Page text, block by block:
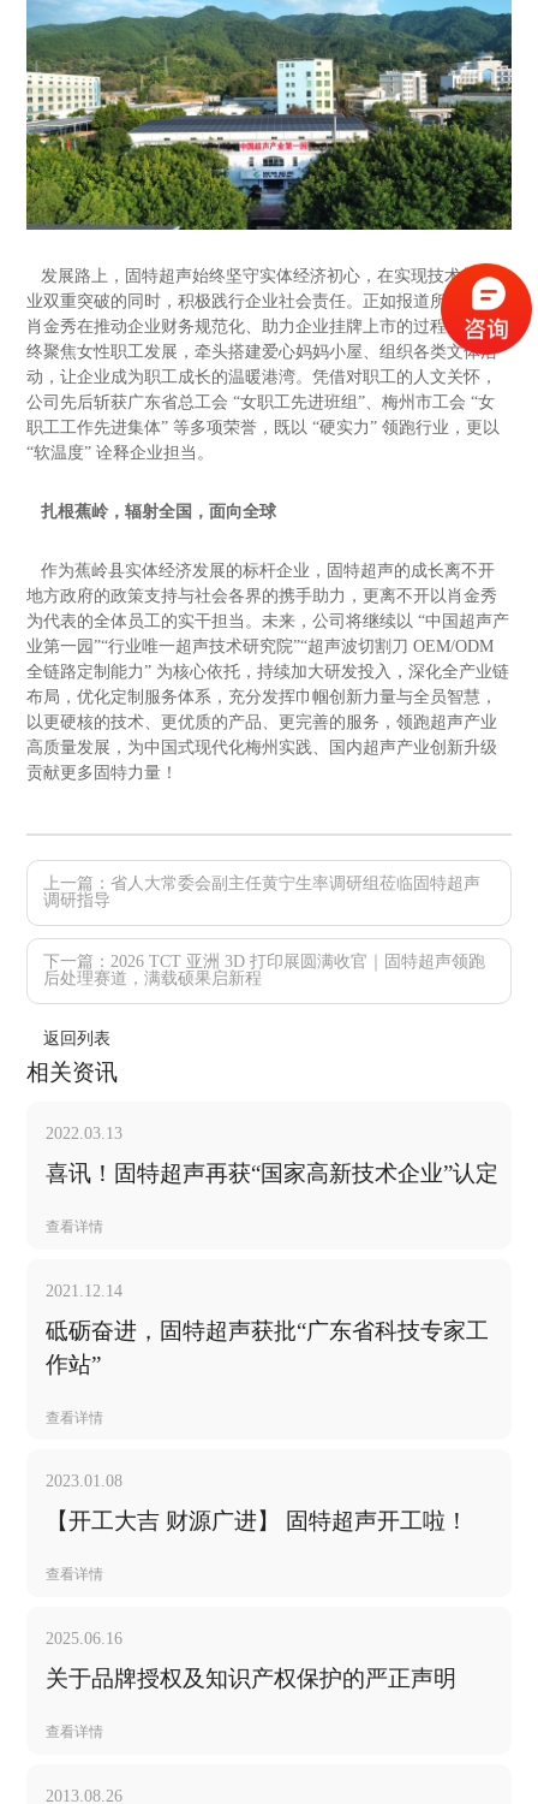
发展路上，固特超声始终坚守实体经济初心，在实现技术与产
业双重突破的同时，积极践行企业社会责任。正如报道所展现，
肖金秀在推动企业财务规范化、助力企业挂牌上市的过程中，始
终聚焦女性职工发展，牵头搭建爱心妈妈小屋、组织各类文体活
动，让企业成为职工成长的温暖港湾。凭借对职工的人文关怀，
公司先后斩获广东省总工会 “女职工先进班组”、梅州市工会“女
职工工作先进集体”等多项荣誉，既以“硬实力”领跑行业，更以
“软温度”诠释企业担当。
扎根蕉岭，辐射全国，面向全球
作为蕉岭县实体经济发展的标杆企业，固特超声的成长离不开
地方政府的政策支持与社会各界的携手助力，更离不开以肖金秀
为代表的全体员工的实干担当。未来，公司将继续以 “中国超声产
业第一园”“行业唯一超声技术研究院”“超声波切割刀OEM/ODM
全链路定制能力” 为核心依托，持续加大研发投入，深化全产业链
布局，优化定制服务体系，充分发挥巾帼创新力量与全员智慧，
以更硬核的技术、更优质的产品、更完善的服务，领跑超声产业
高质量发展，为中国式现代化梅州实践、国内超声产业创新升级
贡献更多固特力量！
上一篇：省人大常委会副主任黄宁生率调研组莅临固特超声
调研指导
下一篇：2026 TCT 亚洲 3D 打印展圆满收官｜固特超声领跑
后处理赛道，满载硕果启新程
返回列表
相关资讯
2022.03.13
喜讯！固特超声再获“国家高新技术企业”认定
查看详情
2021.12.14
砥砺奋进，固特超声获批“广东省科技专家工
作站”
查看详情
2023.01.08
【开工大吉 财源广进】 固特超声开工啦！
查看详情
2025.06.16
关于品牌授权及知识产权保护的严正声明
查看详情
2013.08.26